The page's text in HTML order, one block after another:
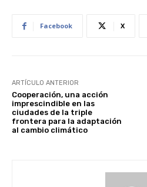
Facebook X
ARTÍCULO ANTERIOR
Cooperación, una acción
imprescindible en las
ciudades de la triple
frontera para la adaptación
al cambio climático